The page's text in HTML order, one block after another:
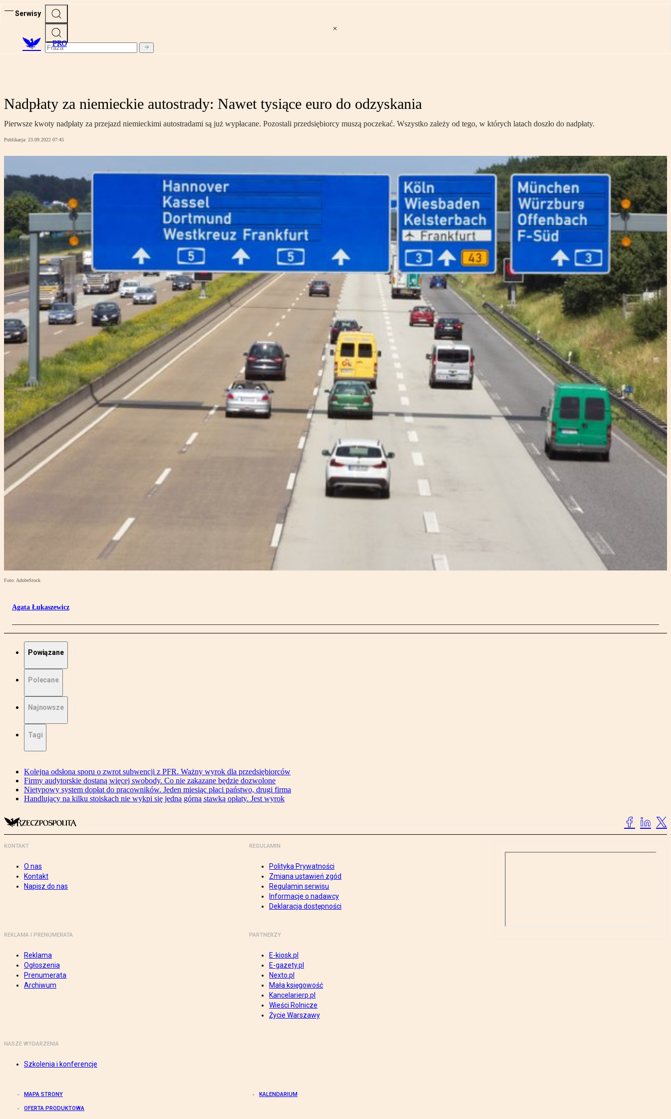
Serwisy
PRO
Nadpłaty za niemieckie autostrady: Nawet tysiące euro do odzyskania
Pierwsze kwoty nadpłaty za przejazd niemieckimi autostradami są już wypłacane. Pozostali przedsiębiorcy muszą poczekać. Wszystko zależy od tego, w których latach doszło do nadpłaty.
Publikacja: 23.09.2022 07:45
Foto: AdobeStock
Agata Łukaszewicz
Powiązane
Polecane
Najnowsze
Tagi
Kolejna odsłona sporu o zwrot subwencji z PFR. Ważny wyrok dla przedsiębiorców
Firmy audytorskie dostaną więcej swobody. Co nie zakazane będzie dozwolone
Nietypowy system dopłat do pracowników. Jeden miesiąc płaci państwo, drugi firma
Handlujący na kilku stoiskach nie wykpi się jedną górną stawką opłaty. Jest wyrok
KONTAKT
O nas
Kontakt
Napisz do nas
REGULAMIN
Polityka Prywatności
Zmiana ustawień zgód
Regulamin serwisu
Informacje o nadawcy
Deklaracja dostępności
REKLAMA I PRENUMERATA
Reklama
Ogłoszenia
Prenumerata
Archiwum
PARTNERZY
E-kiosk.pl
E-gazety.pl
Nexto.pl
Mała księgowość
Kancelarierp.pl
Wieści Rolnicze
Życie Warszawy
NASZE WYDARZENIA
Szkolenia i konferencje
MAPA STRONY KALENDARIUM
OFERTA PRODUKTOWA